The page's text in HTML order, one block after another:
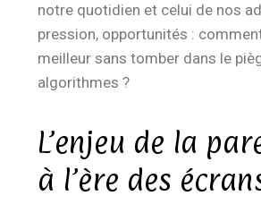
notre quotidien et celui de nos
pression, opportunités :
meilleur sans tomber dans le
algorithmes ?
L’enjeu de la
à l’ère des